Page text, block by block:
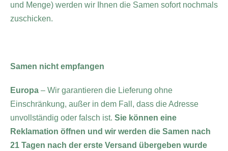
und Menge) werden wir Ihnen die Samen sofort nochmals
zuschicken.
Samen nicht empfangen
Europa – Wir garantieren die Lieferung ohne
Einschränkung, außer in dem Fall, dass die Adresse
unvollständig oder falsch ist. Sie können eine
Reklamation öffnen und wir werden die Samen nach
21 Tagen nach der erste Versand übergeben wurde